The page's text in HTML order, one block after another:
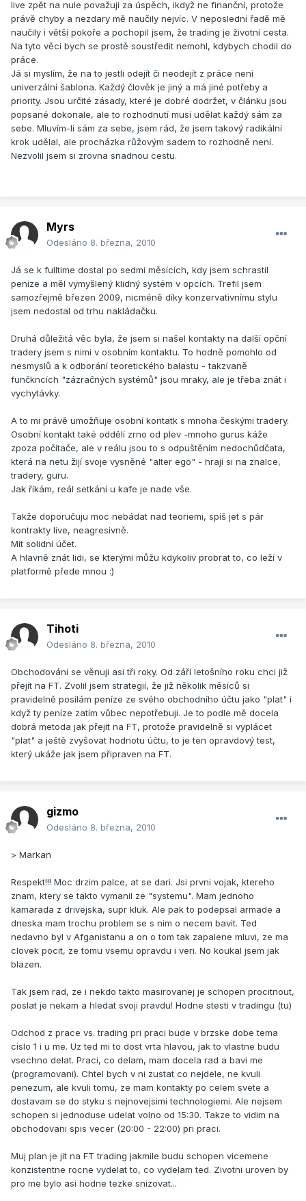
live zpět na nule považuji za úspěch, ikdyž ne finanční, protože
právě chyby a nezdary mě naučily nejvíc. V neposlední řadě mě
naučily i větší pokoře a pochopil jsem, že trading je životní cesta.
Na tyto věci bych se prostě soustředit nemohl, kdybych chodil do
práce.
Já si myslím, že na to jestli odejít či neodejít z práce není
univerzální šablona. Každý člověk je jiný a má jiné potřeby a
priority. Jsou určité zásady, které je dobré dodržet, v článku jsou
popsané dokonale, ale to rozhodnutí musí udělat každý sám za
sebe. Mluvím-li sám za sebe, jsem rád, že jsem takový radikální
krok udělal, ale procházka růžovým sadem to rozhodně není.
Nezvolil jsem si zrovna snadnou cestu.
Myrs
Odesláno 8. března, 2010
Já se k fulltime dostal po sedmi měsících, kdy jsem schrastil
peníze a měl vymyšlený klidný systém v opcích. Trefil jsem
samozřejmě březen 2009, nicméně díky konzervativnímu stylu
jsem nedostal od trhu nakládačku.
Druhá důležitá věc byla, že jsem si našel kontakty na další opční
tradery jsem s nimi v osobním kontaktu. To hodně pomohlo od
nesmyslů a k odborání teoretického balastu - takzvaně
funčkncích "zázračných systémů" jsou mraky, ale je třeba znát i
vychytávky.
A to mi právě umožňuje osobní kontatk s mnoha českými tradery.
Osobní kontakt také oddělí zrno od plev -mnoho gurus káže
zpoza počítače, ale v reálu jsou to s odpuštěním nedochůdčata,
která na netu žijí svoje vysněné "alter ego" - hrají si na znalce,
tradery, guru.
Jak říkám, reál setkání u kafe je nade vše.
Takže doporučuju moc nebádat nad teoriemi, spíš jet s pár
kontrakty live, neagresivně.
Mít solidní účet.
A hlavně znát lidi, se kterými můžu kdykoliv probrat to, co leží v
platformě přede mnou :)
Tihoti
Odesláno 8. března, 2010
Obchodování se věnuji asi tři roky. Od září letošního roku chci již
přejít na FT. Zvolil jsem strategií, že již několik měsíců si
pravidelně posílám peníze ze svého obchodního účtu jako "plat" i
když ty peníze zatím vůbec nepotřebuji. Je to podle mě docela
dobrá metoda jak přejít na FT, protože pravidelně si vyplácet
"plat" a ještě zvyšovat hodnotu účtu, to je ten opravdový test,
který ukáže jak jsem připraven na FT.
gizmo
Odesláno 8. března, 2010
> Markan
Respekt!!! Moc drzim palce, at se dari. Jsi prvni vojak, ktereho
znam, ktery se takto vymanil ze "systemu". Mam jednoho
kamarada z drivejska, supr kluk. Ale pak to podepsal armade a
dneska mam trochu problem se s nim o necem bavit. Ted
nedavno byl v Afganistanu a on o tom tak zapalene mluvi, ze ma
clovek pocit, ze tomu vsemu opravdu i veri. No koukal jsem jak
blazen.
Tak jsem rad, ze i nekdo takto masirovanej je schopen procitnout,
poslat je nekam a hledat svoji pravdu! Hodne stesti v tradingu (tu)
Odchod z prace vs. trading pri praci bude v brzske dobe tema
cislo 1 i u me. Uz ted mi to dost vrta hlavou, jak to vlastne budu
vsechno delat. Praci, co delam, mam docela rad a bavi me
(programovani). Chtel bych v ni zustat co nejdele, ne kvuli
penezum, ale kvuli tomu, ze mam kontakty po celem svete a
dostavam se do styku s nejnovejsimi technologiemi. Ale nejsem
schopen si jednoduse udelat volno od 15:30. Takze to vidim na
obchodovani spis vecer (20:00 - 22:00) pri praci.
Muj plan je jit na FT trading jakmile budu schopen vicemene
konzistentne rocne vydelat to, co vydelam ted. Zivotni uroven by
pro me bylo asi hodne tezke snizovat...